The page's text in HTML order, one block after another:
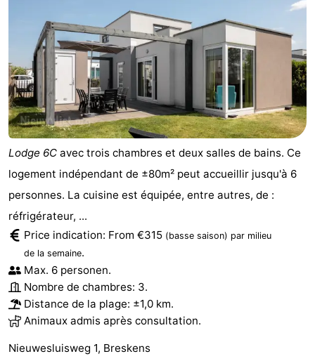
Lodge 6C avec trois chambres et deux salles de bains. Ce
logement indépendant de ±80m² peut accueillir jusqu'à 6
personnes. La cuisine est équipée, entre autres, de :
réfrigérateur, ...
Price indication: From €315 (basse saison) par milieu
de la semaine.
Max. 6 personen.
Nombre de chambres: 3.
Distance de la plage: ±1,0 km.
Animaux admis après consultation.
Nieuwesluisweg 1, Breskens